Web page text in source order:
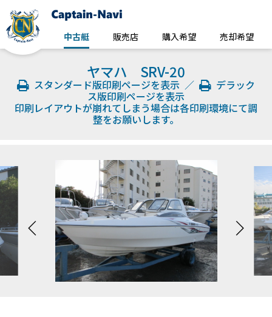
中古艇 販売店 購入希望 売却希望
ヤマハ SRV-20
スタンダード版印刷ページを表示 ／
デラック
ス版印刷ページを表示
印刷レイアウトが崩れてしまう場合は各印刷環境にて調
整をお願いします。